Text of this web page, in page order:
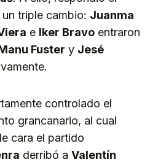
triple cambio: Juanma
e Iker Bravo entraron
Fuster y Jesé
controlado el
grancanario, al cual
cara el partido
derribó a Valentín